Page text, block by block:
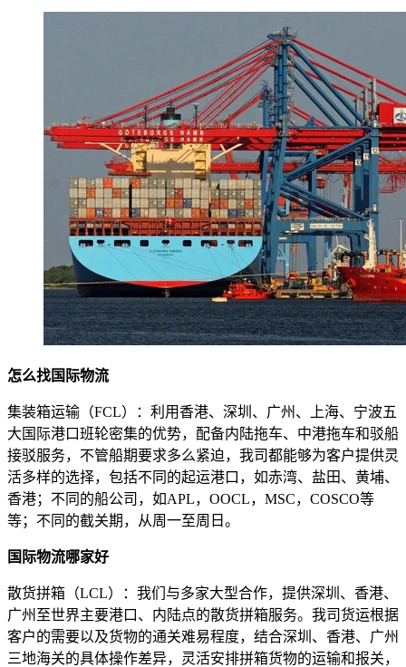
怎么找国际物流
集装箱运输（FCL）：利用香港、深圳、广州、上海、宁波五
大国际港口班轮密集的优势，配备内陆拖车、中港拖车和驳船
接驳服务，不管船期要求多么紧迫，我司都能够为客户提供灵
活多样的选择，包括不同的起运港口，如赤湾、盐田、黄埔、
香港；不同的船公司，如APL，OOCL，MSC，COSCO等
等；不同的截关期，从周一至周日。
国际物流哪家好
散货拼箱（LCL）：我们与多家大型合作，提供深圳、香港、
广州至世界主要港口、内陆点的散货拼箱服务。我司货运根据
客户的需要以及货物的通关难易程度，结合深圳、香港、广州
三地海关的具体操作差异，灵活安排拼箱货物的运输和报关，